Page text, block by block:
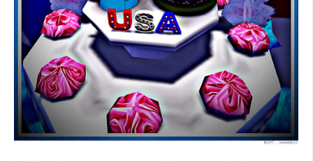
PŘÍSPĚVKY NA PROVOZ
SOCIÁLNÍ SÍTĚ
RUBRIKY
PLNÁ VERZE STRÁNEK